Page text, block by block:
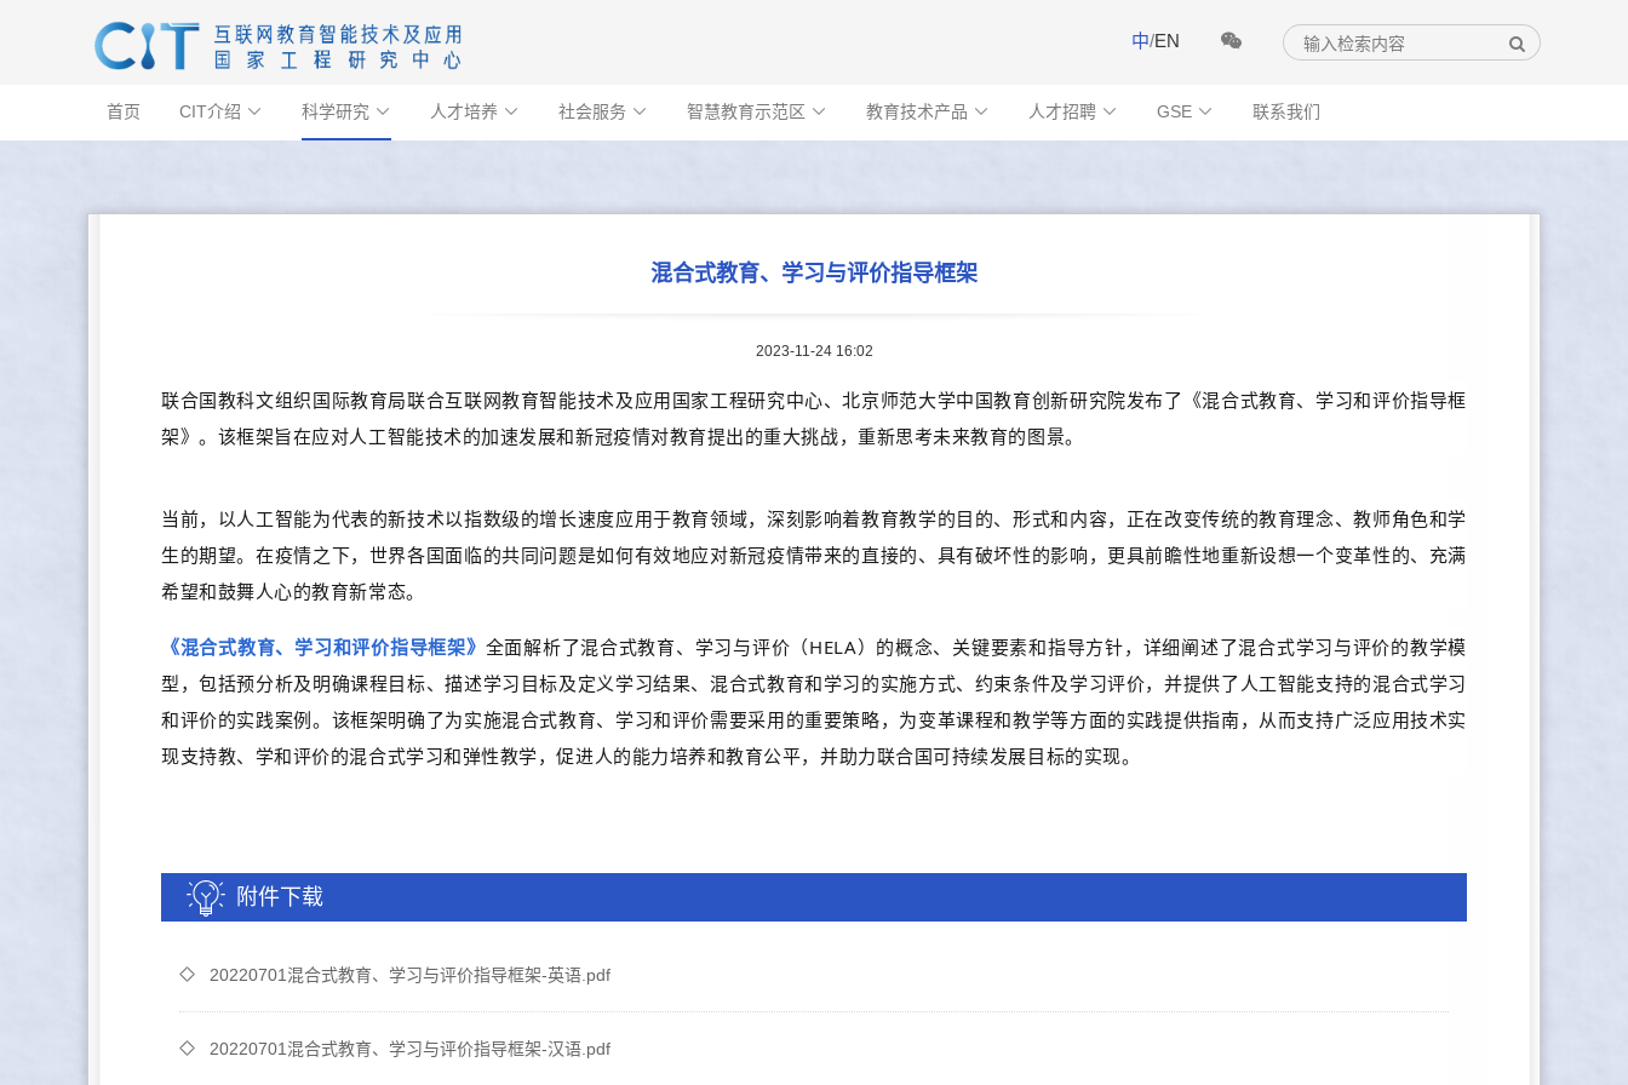
中/EN
首页 CIT介绍  科学研究  人才培养  社会服务  智慧教育示范区  教育技术产品  人才招聘  GSE  联系我们
混合式教育、学习与评价指导框架
2023-11-24 16:02
联合国教科文组织国际教育局联合互联网教育智能技术及应用国家工程研究中心、北京师范大学中国教育创新研究院发布了《混合式教育、学习和评价指导框
架》。该框架旨在应对人工智能技术的加速发展和新冠疫情对教育提出的重大挑战，重新思考未来教育的图景。
当前，以人工智能为代表的新技术以指数级的增长速度应用于教育领域，深刻影响着教育教学的目的、形式和内容，正在改变传统的教育理念、教师角色和学
生的期望。在疫情之下，世界各国面临的共同问题是如何有效地应对新冠疫情带来的直接的、具有破坏性的影响，更具前瞻性地重新设想一个变革性的、充满
希望和鼓舞人心的教育新常态。
《混合式教育、学习和评价指导框架》 全面解析了混合式教育、学习与评价（HELA）的概念、关键要素和指导方针，详细阐述了混合式学习与评价的教学模
型，包括预分析及明确课程目标、描述学习目标及定义学习结果、混合式教育和学习的实施方式、约束条件及学习评价，并提供了人工智能支持的混合式学习
和评价的实践案例。该框架明确了为实施混合式教育、学习和评价需要采用的重要策略，为变革课程和教学等方面的实践提供指南，从而支持广泛应用技术实
现支持教、学和评价的混合式学习和弹性教学，促进人的能力培养和教育公平，并助力联合国可持续发展目标的实现。
附件下载
20220701混合式教育、学习与评价指导框架-英语.pdf
20220701混合式教育、学习与评价指导框架-汉语.pdf